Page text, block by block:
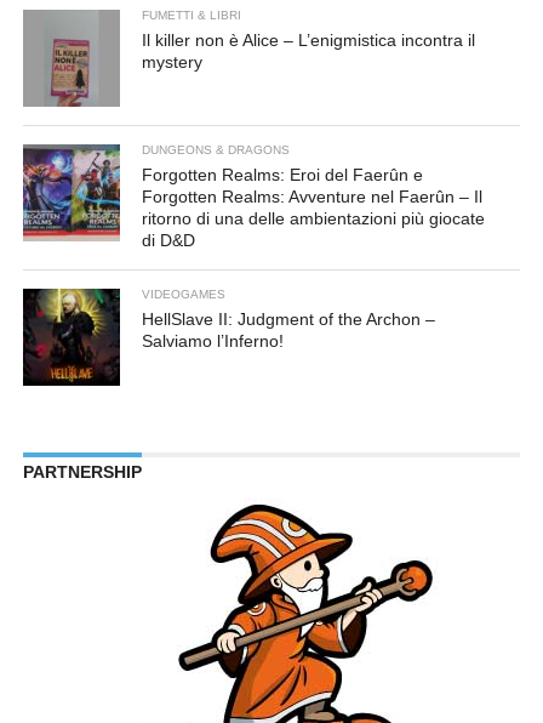
FUMETTI & LIBRI
Il killer non è Alice – L’enigmistica incontra il
mystery
DUNGEONS & DRAGONS
Forgotten Realms: Eroi del Faerûn e
Forgotten Realms: Avventure nel Faerûn – Il
ritorno di una delle ambientazioni più giocate
di D&D
VIDEOGAMES
HellSlave II: Judgment of the Archon –
Salviamo l’Inferno!
PARTNERSHIP